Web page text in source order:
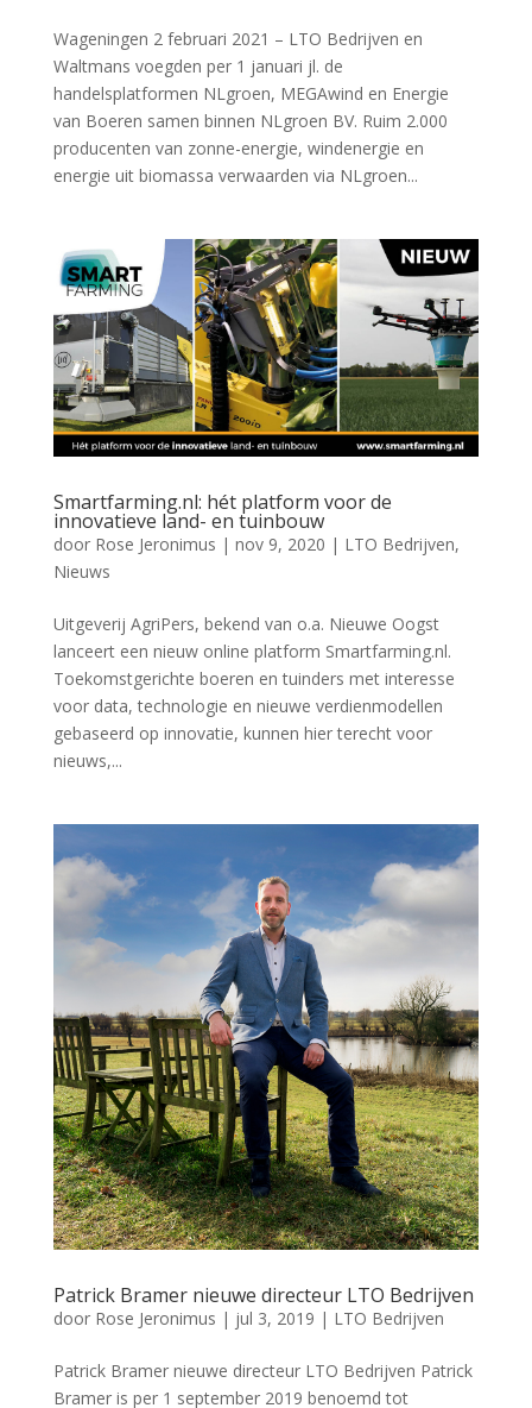
Wageningen 2 februari 2021 – LTO Bedrijven en
Waltmans voegden per 1 januari jl. de
handelsplatformen NLgroen, MEGAwind en Energie
van Boeren samen binnen NLgroen BV. Ruim 2.000
producenten van zonne-energie, windenergie en
energie uit biomassa verwaarden via NLgroen...
Smartfarming.nl: hét platform voor de
innovatieve land- en tuinbouw
door Rose Jeronimus | nov 9, 2020 | LTO Bedrijven,
Nieuws
Uitgeverij AgriPers, bekend van o.a. Nieuwe Oogst
lanceert een nieuw online platform Smartfarming.nl.
Toekomstgerichte boeren en tuinders met interesse
voor data, technologie en nieuwe verdienmodellen
gebaseerd op innovatie, kunnen hier terecht voor
nieuws,...
Patrick Bramer nieuwe directeur LTO Bedrijven
door Rose Jeronimus | jul 3, 2019 | LTO Bedrijven
Patrick Bramer nieuwe directeur LTO Bedrijven Patrick
Bramer is per 1 september 2019 benoemd tot